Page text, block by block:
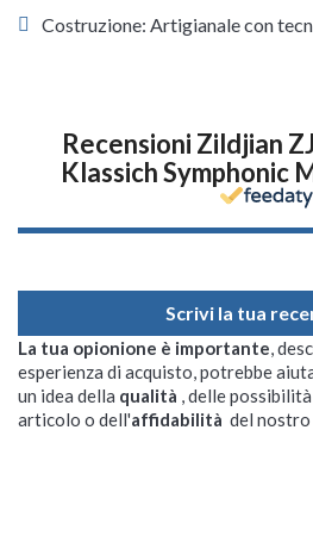
Costruzione: Artigianale con
Recensioni Zildjian
Klassich Symphonic
Scrivi la tua
La tua opionione è importante,
esperienza di acquisto, potrebbe
un idea della qualità , delle
articolo o dell'affidabilità del